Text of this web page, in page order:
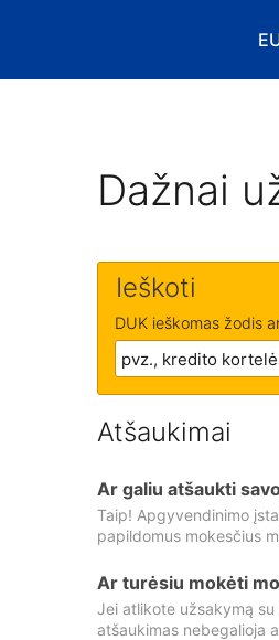
Dažnai
Ieškoti
DUK ieškomas žodis
Atšaukimai
Ar galiu atšaukti
Taip! Apgyvendinimo
papildomus mokesčius
Ar turėsiu mokėti
Jei atlikote užsakymą
atšaukimas nebegalioja